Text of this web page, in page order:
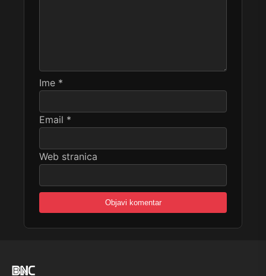
Ime *
Email *
Web stranica